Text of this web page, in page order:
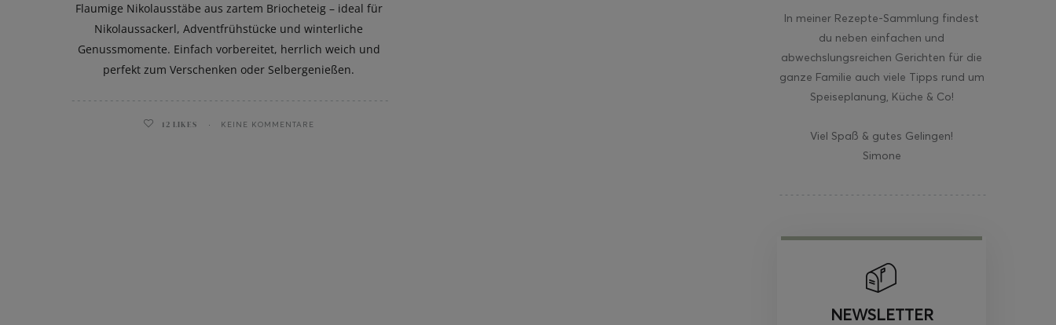
Flaumige Nikolausstäbe aus zartem Briocheteig – ideal für
Nikolaussackerl, Adventfrühstücke und winterliche
Genussmomente. Einfach vorbereitet, herrlich weich und
perfekt zum Verschenken oder Selbergenießen.
12 LIKES KEINE KOMMENTARE
In meiner Rezepte-Sammlung findest
du neben einfachen und
abwechslungsreichen Gerichten für die
ganze Familie auch viele Tipps rund um
Speiseplanung, Küche & Co!
Viel Spaß & gutes Gelingen!
Simone
NEWSLETTER